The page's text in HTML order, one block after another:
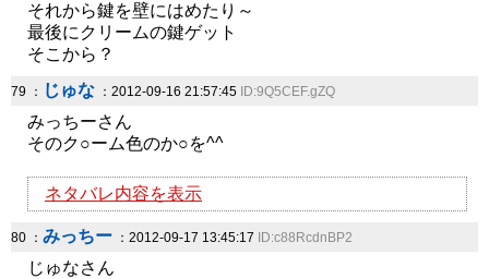
それから鍵を壁にはめたり～
最後にクリームの鍵ゲット
そこから？
79 ： じゅな ：2012-09-16 21:57:45 ID:9Q5CEF.gZQ
みっちーさん
そのク○ーム色のか○を^^
ネタバレ内容を表示
80 ： みっちー ：2012-09-17 13:45:17 ID:c88RcdnBP2
じゅなさん